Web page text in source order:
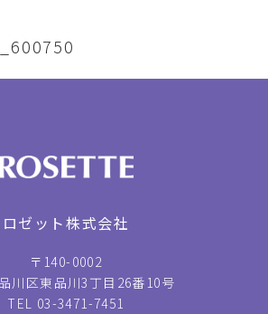
ロゼット株式会社
〒140-0002
川区東品川3丁目26番10号
TEL 03-3471-7451